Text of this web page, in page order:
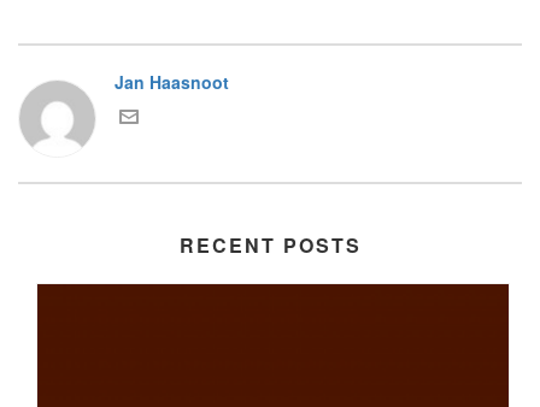
Jan Haasnoot
RECENT POSTS